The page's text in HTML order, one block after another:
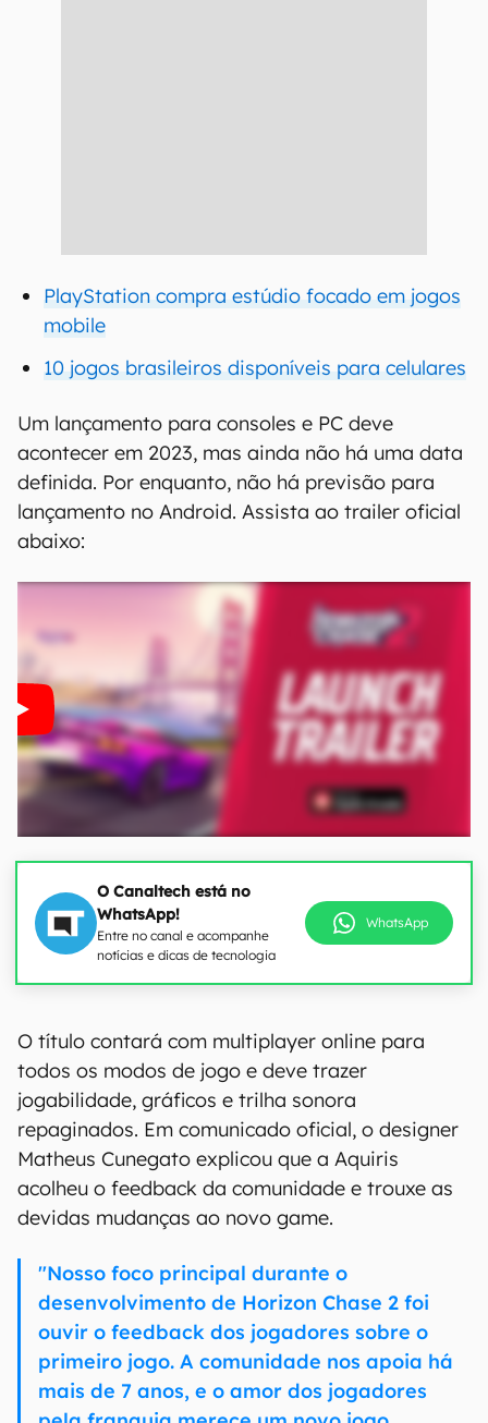
PlayStation compra estúdio focado em jogos
mobile
10 jogos brasileiros disponíveis para celulares
Um lançamento para consoles e PC deve
acontecer em 2023, mas ainda não há uma data
definida. Por enquanto, não há previsão para
lançamento no Android. Assista ao trailer oficial
abaixo:
O Canaltech está no
WhatsApp!
Entre no canal e acompanhe
notícias e dicas de tecnologia
WhatsApp
O título contará com multiplayer online para
todos os modos de jogo e deve trazer
jogabilidade, gráficos e trilha sonora
repaginados. Em comunicado oficial, o designer
Matheus Cunegato explicou que a Aquiris
acolheu o feedback da comunidade e trouxe as
devidas mudanças ao novo game.
"Nosso foco principal durante o
desenvolvimento de Horizon Chase 2 foi
ouvir o feedback dos jogadores sobre o
primeiro jogo. A comunidade nos apoia há
mais de 7 anos, e o amor dos jogadores